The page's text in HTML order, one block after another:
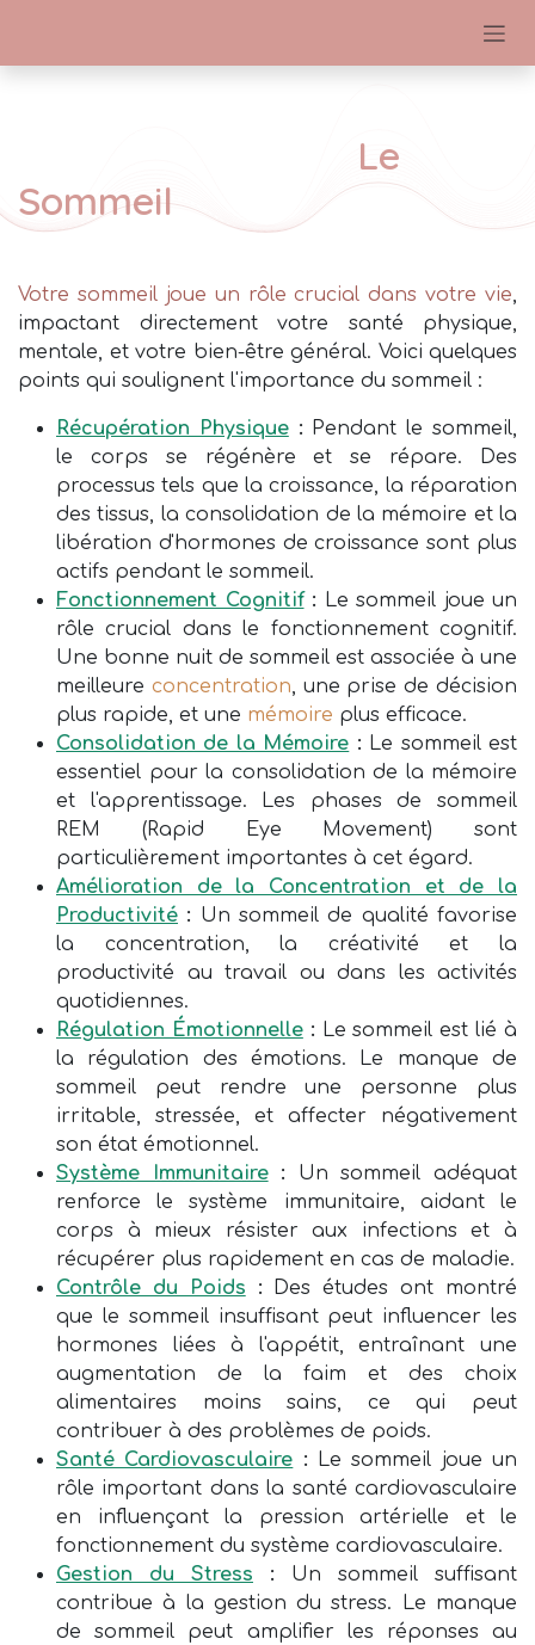
​Le
Sommeil
Votre sommeil joue un rôle crucial dans votre vie
impactant directement votre santé physique,
mentale, et votre bien-être général. Voici quelques
points qui soulignent l'importance du sommeil :
Récupération Physique: Pendant le sommeil,
le corps se régénère et se répare. Des
processus tels que la croissance, la réparation
des tissus, la consolidation de la mémoire et la
libération d'hormones de croissance sont plus
actifs pendant le sommeil.
Fonctionnement Cognitif: Le sommeil joue un
rôle crucial dans le fonctionnement cognitif.
Une bonne nuit de sommeil est associée à une
meilleure concentration , une prise de décision
plus rapide, et une mémoire plus efficace.
Consolidation de la Mémoire : Le sommeil est
essentiel pour la consolidation de la mémoire
et l'apprentissage. Les phases de sommeil
REM (Rapid Eye Movement) sont
particulièrement importantes à cet égard.
Amélioration de la Concentration et de la
Productivité : Un sommeil de qualité favorise
la concentration, la créativité et la
productivité au travail ou dans les activités
quotidiennes.
Régulation Émotionnelle: Le sommeil est lié à
la régulation des émotions. Le manque de
sommeil peut rendre une personne plus
irritable, stressée, et affecter négativement
son état émotionnel.
Système Immunitaire: Un sommeil adéquat
renforce le système immunitaire, aidant le
corps à mieux résister aux infections et à
récupérer plus rapidement en cas de maladie.
Contrôle du Poids : Des études ont montré
que le sommeil insuffisant peut influencer les
hormones liées à l'appétit, entraînant une
augmentation de la faim et des choix
alimentaires moins sains, ce qui peut
contribuer à des problèmes de poids.
Santé Cardiovasculaire : Le sommeil joue un
rôle important dans la santé cardiovasculaire
en influençant la pression artérielle et le
fonctionnement du système cardiovasculaire.
Gestion du Stress : Un sommeil suffisant
contribue à la gestion du stress. Le manque
de sommeil peut amplifier les réponses au